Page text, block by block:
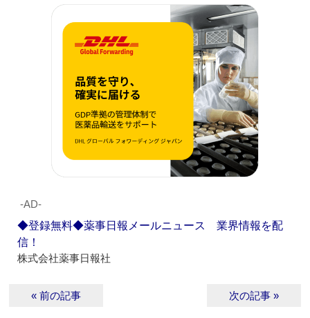
‐AD‐
◆登録無料◆薬事日報メールニュース 業界情報を配
信！
株式会社薬事日報社
« 前の記事 次の記事 »